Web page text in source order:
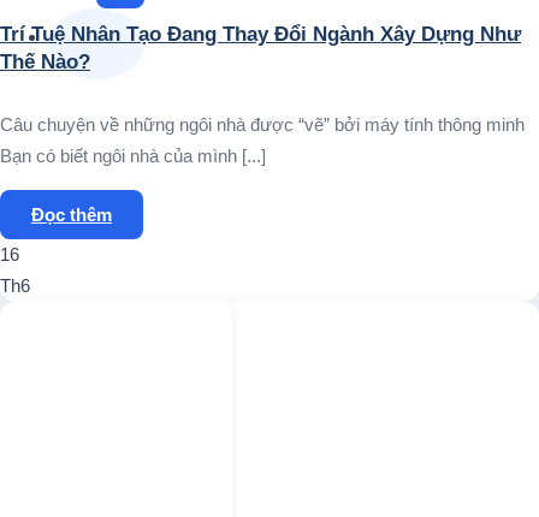
Trí Tuệ Nhân Tạo Đang Thay Đổi Ngành Xây Dựng Như
Thế Nào?
Câu chuyện về những ngôi nhà được “vẽ” bởi máy tính thông minh
Bạn có biết ngôi nhà của mình [...]
Đọc thêm
16
Th6